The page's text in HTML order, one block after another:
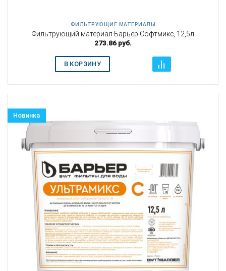
ФИЛЬТРУЮЩИЕ МАТЕРИАЛЫ
Фильтрующий материал Барьер Софтмикс, 12,5л
273.86руб.
В КОРЗИНУ
Новинка